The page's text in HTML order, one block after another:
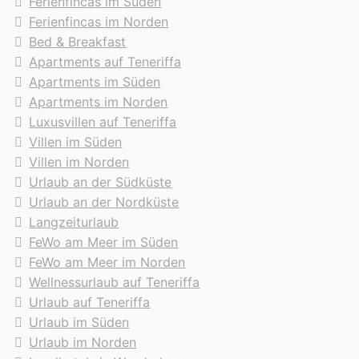
Anja und Helmut aus Berlin / Deutschland
schreibt am 13.03.2023
Die Gäste vor uns hatten hier offenbar sechs (!)
Wochen - da wird man ja blas vor neid, bei
unseren 8 Tagen plus 2 Tage Anreise.... mit
anderen Worten: Es war ein wunderbares erstes
Mal auf Teneriffa, nur leider viel zu kurz!
Die Insel hat ja viel zu bieten - vor allem, wenn
man den Pauschaltourismus links liegen läßt!
Wir hoffen also, auch nächstes Jahr wiederdem
Berlöiner Winter entfliehen zu können, um in dieser
tollen Wohnung auftanken zu können.
Besten Dank auch an Alena für permanente
Hilfsbereitschaft!
Anja und Helmut, 10.03.2023
Die Unterkunft war schön und entsprach meiner
Erwartung
Ferienfincas im Norden
Bed & Breakfast
Apartments auf Teneriffa
Apartments im Süden
Apartments im Norden
Luxusvillen auf Teneriffa
Villen im Süden
Villen im Norden
Urlaub an der Südküste
Urlaub an der Nordküste
Langzeiturlaub
FeWo am Meer im Süden
FeWo am Meer im Norden
Wellnessurlaub auf Teneriffa
Urlaub auf Teneriffa
Urlaub im Süden
Urlaub im Norden